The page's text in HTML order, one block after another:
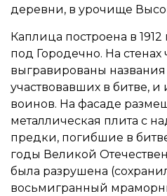
деревни, в урочище
Каплица построена в
под Городечно. На
выгравированы названия
участвовавших в битве,
воинов. На фасаде
металлическая плита с
предки, погибшие в
годы Великой
была разрушена
восьмигранный